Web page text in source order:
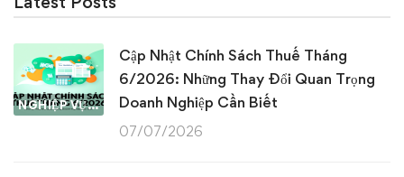
NGHIỆP VỤ KẾ TOÁN & THUẾ
Cập Nhật Chính Sách Thuế Tháng
6/2026: Những Thay Đổi Quan Trọng
Doanh Nghiệp Cần Biết
07/07/2026